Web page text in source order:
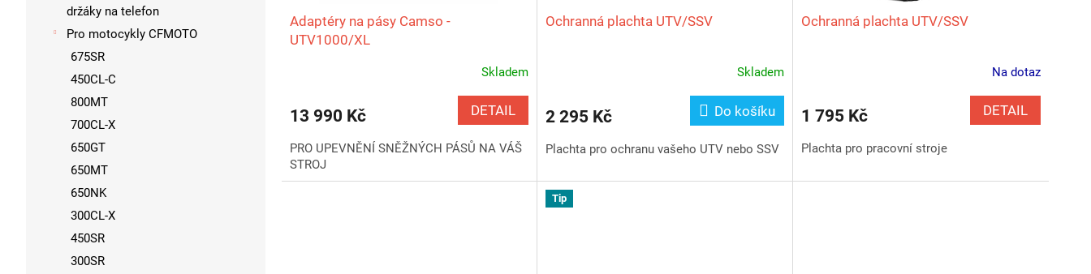
držáky na telefon
Pro motocykly CFMOTO
675SR
450CL-C
800MT
700CL-X
650GT
650MT
650NK
300CL-X
450SR
300SR
Adaptéry na pásy Camso -
UTV1000/XL
Skladem
13 990 Kč DETAIL
PRO UPEVNĚNÍ SNĚŽNÝCH PÁSŮ NA VÁŠ
STROJ
Ochranná plachta UTV/SSV
Skladem
2 295 Kč Do košíku
Plachta pro ochranu vašeho UTV nebo SSV
Ochranná plachta UTV/SSV
Na dotaz
1 795 Kč DETAIL
Plachta pro pracovní stroje
Tip